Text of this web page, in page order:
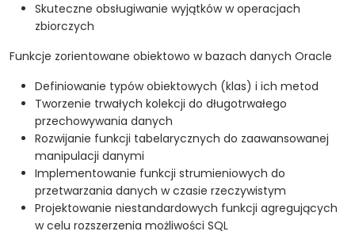
Skuteczne obsługiwanie wyjątków w operacjach
zbiorczych
Funkcje zorientowane obiektowo w bazach danych Oracle
Definiowanie typów obiektowych (klas) i ich metod
Tworzenie trwałych kolekcji do długotrwałego
przechowywania danych
Rozwijanie funkcji tabelarycznych do zaawansowanej
manipulacji danymi
Implementowanie funkcji strumieniowych do
przetwarzania danych w czasie rzeczywistym
Projektowanie niestandardowych funkcji agregujących
w celu rozszerzenia możliwości SQL